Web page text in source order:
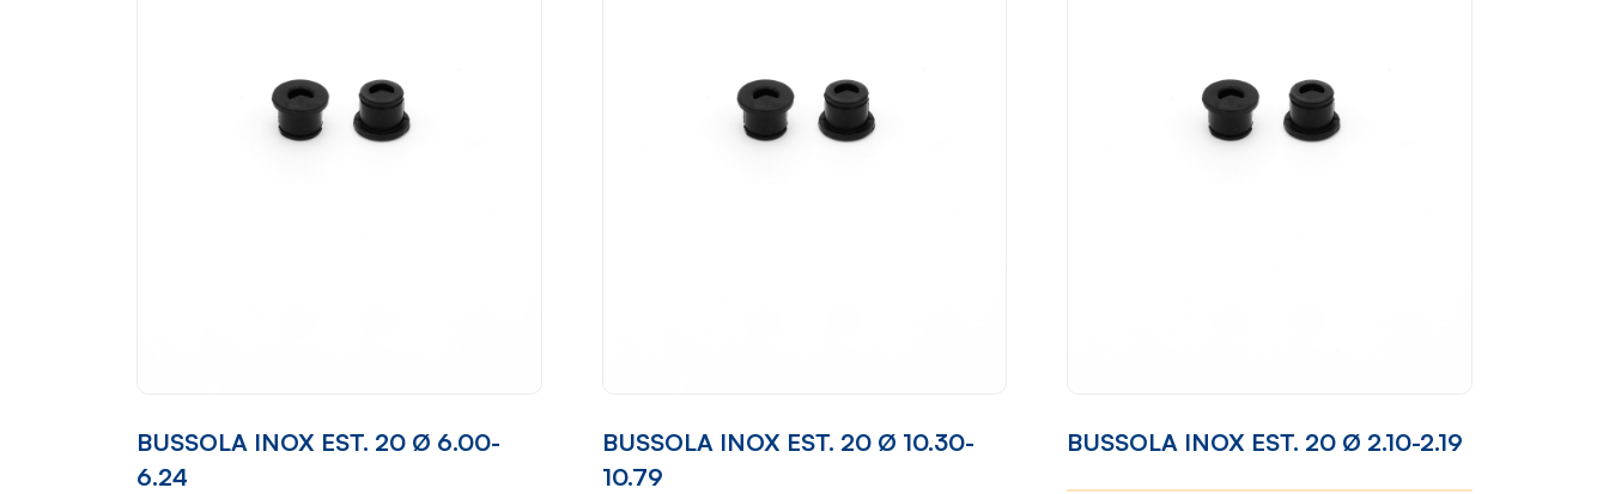
BUSSOLA INOX EST. 20 Ø 6.00-
6.24
BUSSOLA INOX EST. 20 Ø 10.30-
10.79
BUSSOLA INOX EST. 20 Ø 2.10-2.19